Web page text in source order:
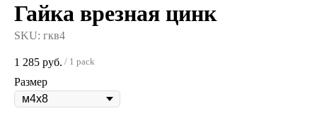
Гайка врезная цинк
SKU: гкв4
1 285 руб. / 1 pack
Размер